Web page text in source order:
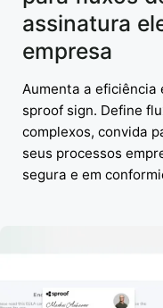
assinatura
empresa
Aumenta a eficiência
sproof sign. Define
complexos, convida
seus processos
segura e em